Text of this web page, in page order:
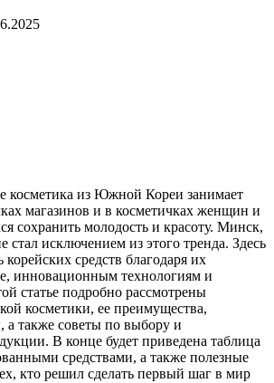
косметика из Южной Кореи занимает
магазинов и в косметичках женщин и
сохранить молодость и красоту. Минск,
стал исключением из этого тренда. Здесь
корейских средств благодаря их
инновационным технологиям и
статье подробно рассмотрены
косметики, ее преимущества,
а также советы по выбору и
В конце будет приведена таблица
средствами, а также полезные
кто решил сделать первый шаг в мир